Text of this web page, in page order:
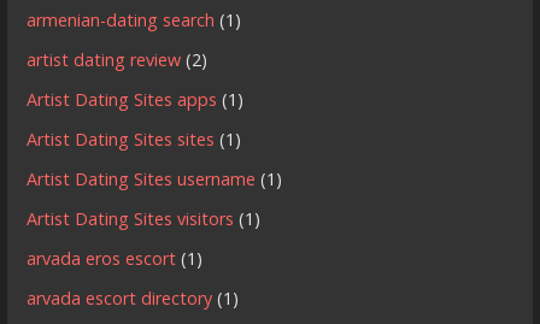
armenian-dating search (1)
artist dating review (2)
Artist Dating Sites apps (1)
Artist Dating Sites sites (1)
Artist Dating Sites username (1)
Artist Dating Sites visitors (1)
arvada eros escort (1)
arvada escort directory (1)